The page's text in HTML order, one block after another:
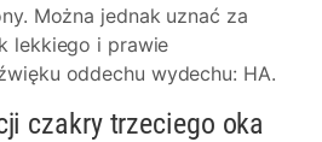
Można jednak uznać za
lekkiego i prawie
oddechu wydechu: HA.
czakry trzeciego oka